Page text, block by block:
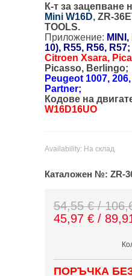
К-т за зацепване
Mini W16D, ZR-
TOOLS.
Приложение:
10), R55, R56, R57;
Citroen Xsara,
Picasso, Berlingo;
Peugeot 1007,
Partner;
Кодове на
W16D16UO
Availability: На склад
Каталожен №: ZR-
54,55 € /
45,97 € /
ПОРЪЧКА